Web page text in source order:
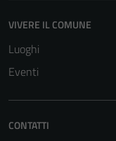
VIVERE IL COMUNE
Luoghi
Eventi
CONTATTI